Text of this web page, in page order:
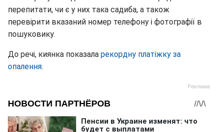
перепитати, чи є у них така садиба, а також
перевірити вказаний номер телефону і фотографії в
пошуковику.
До речі, киянка показала рекордну платіжку за
опалення.